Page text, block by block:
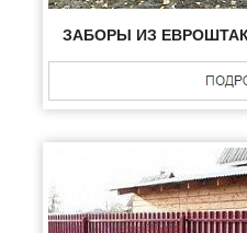
ЗАБОРЫ ИЗ